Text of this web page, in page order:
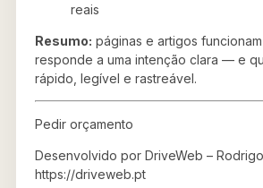
reais
Resumo: páginas e artigos
responde a uma intenção clara — e
rápido, legível e rastreável.
Pedir orçamento
Desenvolvido por DriveWeb –
https://driveweb.pt